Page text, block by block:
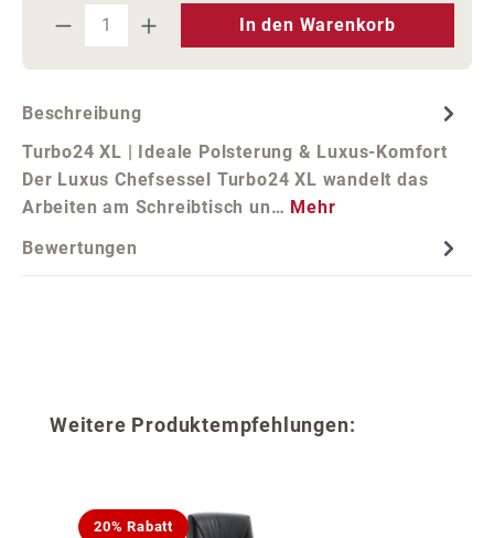
Produkt Anzahl: Gib den
In den Warenkorb
Beschreibung
Turbo24 XL | Ideale Polsterung & Luxus-Komfort
Der Luxus Chefsessel Turbo24 XL wandelt das
Arbeiten am Schreibtisch un… Mehr
Bewertungen
Produktgalerie überspringen
Weitere Produktempfehlungen:
20% Rabatt